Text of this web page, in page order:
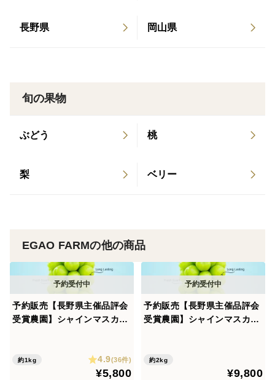
▼栽培/生産方法、こだわり
2 . 安定した品質・厳格な土壌管理
を開発しました。
す。
ています。
※信州の優しいくだもの農産物認証
(農薬30%削減)
▼頂く評価
有難いことにお客様によく頂く感想の一つです。最高品
質にこだわり続け、長野県のコンクールでは房形や粒肥
長野県 岡山県
旬の果物
ぶどう 桃
梨 ベリー
EGAO FARMの他の商品
予約販売【長野県主催品評会
受賞農園】シャインマスカッ
約1kg 4.9(36件)
¥5,800
予約販売【長野県主催品評会
受賞農園】シャインマスカッ
約2kg
¥9,800